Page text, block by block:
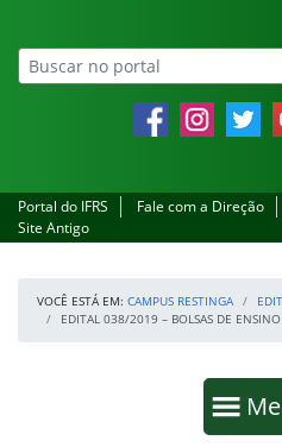
FacebookInstagramTwitter
Portal do IFRS Fale com a Direção
Site Antigo
VOCÊ ESTÁ EM: CAMPUS RESTINGA
EDITAL 038/2019 – BOLSAS DE